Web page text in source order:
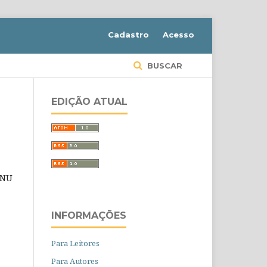
BUSCAR
Cadastro Acesso
EDIÇÃO ATUAL
INFORMAÇÕES
Para Leitores
Para Autores